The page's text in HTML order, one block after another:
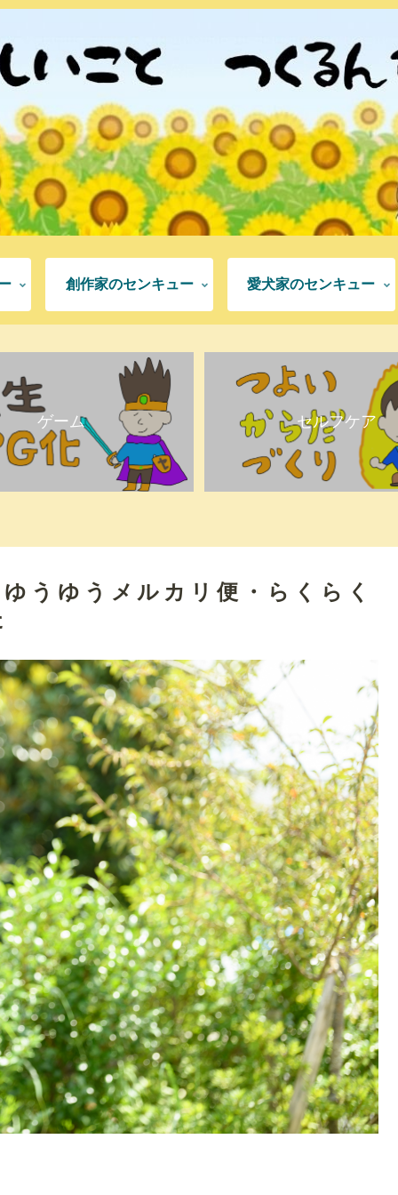
創作家のセンキュー 愛犬家のセンキュー
ゲーム セルフケア
うゆうメルカリ便・らくらく